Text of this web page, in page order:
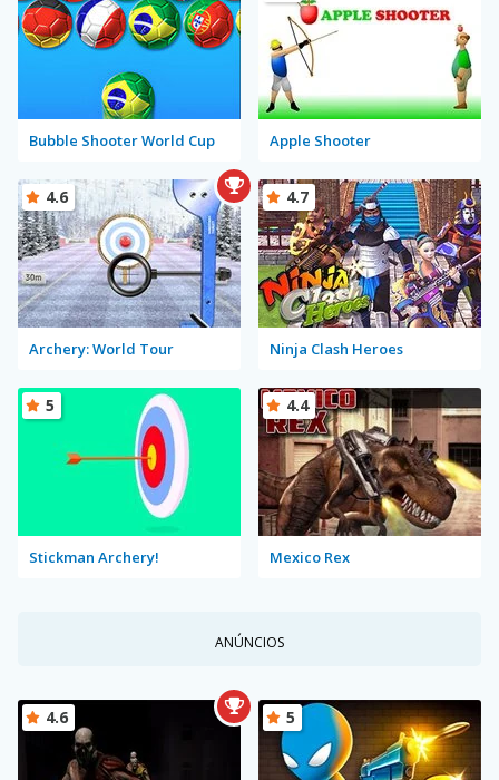
Bubble Shooter World Cup Apple Shooter
Archery: World Tour
4.6
Ninja Clash Heroes
4.7
Stickman Archery!
5
Mexico Rex
4.4
ANÚNCIOS
4.6 5